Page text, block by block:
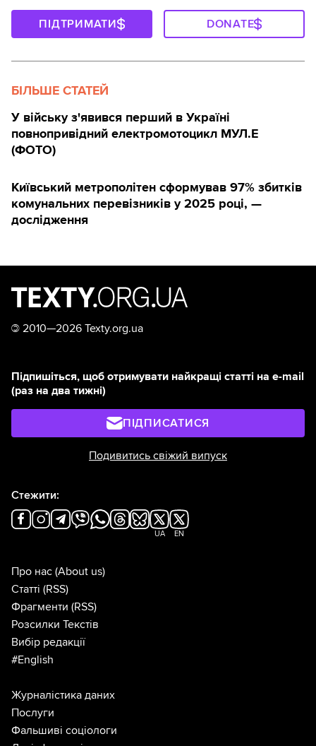
ПІДТРИМАТИ DONATE
БІЛЬШЕ СТАТЕЙ
У війську з'явився перший в Україні
повнопривідний електромотоцикл МУЛ.Е
(ФОТО)
Київський метрополітен сформував 97% збитків
комунальних перевізників у 2025 році, —
дослідження
© 2010—2026 Texty.org.ua
Підпишіться, щоб отримувати найкращі статті на e-mail
(раз на два тижні)
ПІДПИСАТИСЯ
Подивитись свіжий випуск
Стежити:
UA EN
Про нас (About us)
Статті (RSS)
Фрагменти (RSS)
Розсилки Текстів
Вибір редакції
#English
Журналістика даних
Послуги
Фальшиві соціологи